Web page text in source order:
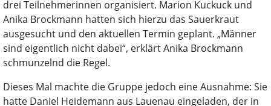
drei Teilnehmerinnen organisiert. Marion Kuckuck und
Anika Brockmann hatten sich hierzu das Sauerkraut
ausgesucht und den aktuellen Termin geplant. „Männer
sind eigentlich nicht dabei“, erklärt Anika Brockmann
schmunzelnd die Regel.
Dieses Mal machte die Gruppe jedoch eine Ausnahme: Sie
hatte Daniel Heidemann aus Lauenau eingeladen, der in